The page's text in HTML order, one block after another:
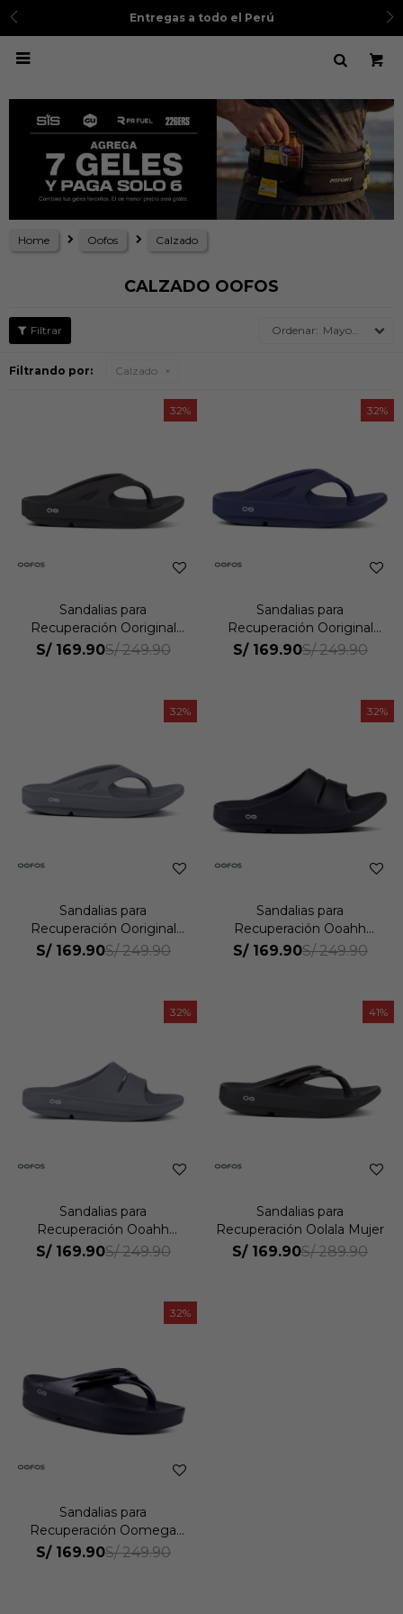
Entregas a todo el Perú 3 cuotas sin

Home Oofos Calzado
CALZADO OOFOS
Mayor precio
Filtrando por: Calzado
32
Sandalias para
Recuperación Ooriginal
Unisex
S/ 169.90S/ 249.90
32
Sandalias para
Recuperación Ooriginal
Unisex
S/ 169.90S/ 249.90
32
Sandalias para
Recuperación Ooriginal
Unisex
S/ 169.90S/ 249.90
32
Sandalias para
Recuperación Ooahh
Unisex
S/ 169.90S/ 249.90
32
Sandalias para
Recuperación Ooahh
Mujer
S/ 169.90S/ 249.90
41
Sandalias para
Recuperación Oolala Mujer
S/ 169.90S/ 289.90
32
Sandalias para
Recuperación Oomega
Thong Mujer
S/ 169.90S/ 249.90